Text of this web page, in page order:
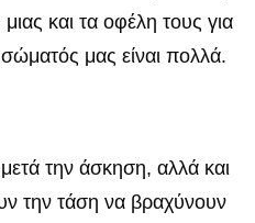
και τα οφέλη τους για
μας είναι πολλά.
την άσκηση, αλλά και
την τάση να βραχύνουν